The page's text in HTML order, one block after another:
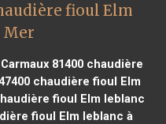
fioul Elm
Mer
81400chaudière
chaudière fioul Elm
fioul Elm leblanc
fioul Elm leblanc à